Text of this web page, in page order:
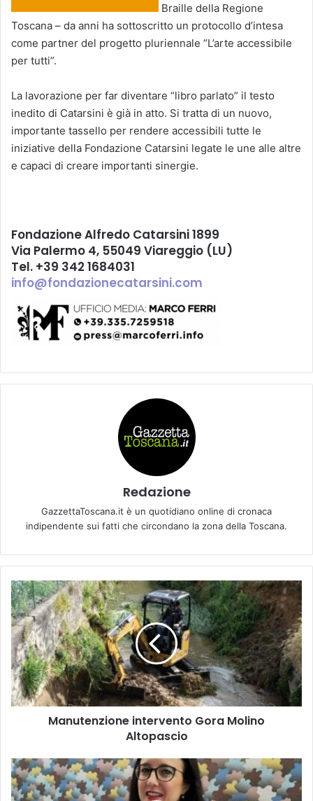
Braille della Regione
Toscana – da anni ha sottoscritto un protocollo d’intesa
come partner del progetto pluriennale “L’arte accessibile
per tutti”.
La lavorazione per far diventare “libro parlato” il testo
inedito di Catarsini è già in atto. Si tratta di un nuovo,
importante tassello per rendere accessibili tutte le
iniziative della Fondazione Catarsini legate le une alle altre
e capaci di creare importanti sinergie.
Fondazione Alfredo Catarsini 1899
Via Palermo 4, 55049 Viareggio (LU)
Tel. +39 342 1684031
info@fondazionecatarsini.com
Redazione
GazzettaToscana.it è un quotidiano online di cronaca
indipendente sui fatti che circondano la zona della Toscana.
M
a
n
u
t
e
n
z
i
i
n
t
Manutenzione intervento Gora Molino
Altopascio
A
p
r